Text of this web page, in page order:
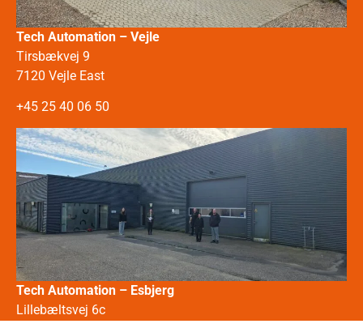
Tech Automation – Vejle
Tirsbækvej 9
7120 Vejle East
+45 25 40 06 50
Tech Automation – Esbjerg
Lillebæltsvej 6c